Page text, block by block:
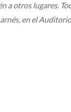
otros lugares.
en el